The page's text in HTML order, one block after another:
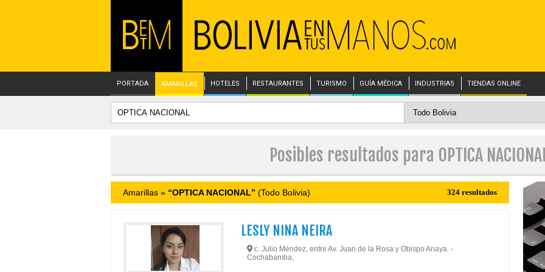
PORTADA AMARILLAS HOTELES RESTAURANTES TURISMO GUÍA MÉDICA INDUSTRIAS TIENDAS ONLINE
Posibles resultados para OPTICA
Amarillas » “OPTICA NACIONAL” (Todo Bolivia) 324 resultados
LESLY NINA NEIRA
c. Julio Méndez, entre Av. Juan de la Rosa y Obispo Anaya. -
Cochabamba,